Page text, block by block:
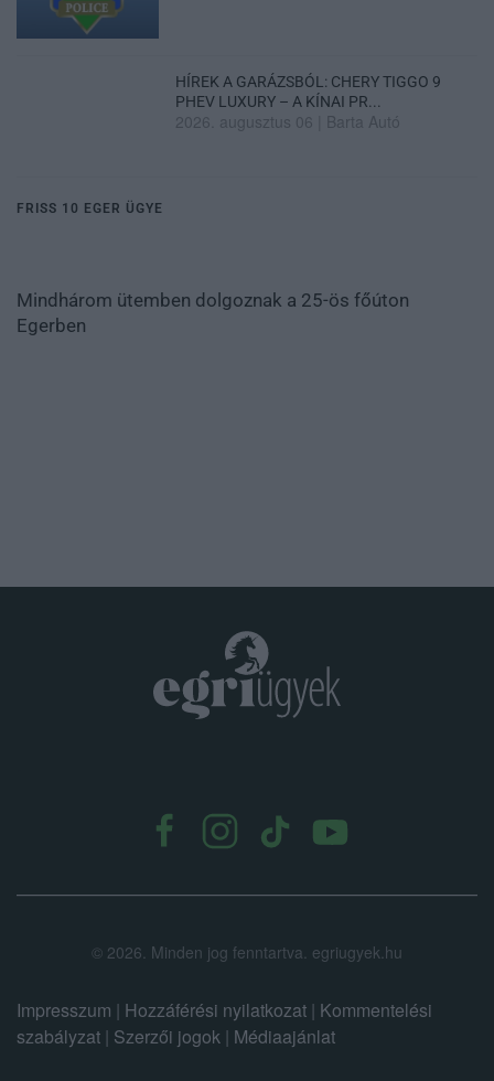
HÍREK A GARÁZSBÓL: CHERY TIGGO 9
PHEV LUXURY – A KÍNAI PR...
2026. augusztus 06 Barta Autó
FRISS 10 EGER ÜGYE
Mindhárom ütemben dolgoznak a 25-ös főúton
Egerben
© 2026. Minden jog fenntartva. egriugyek.hu
Impresszum | Hozzáférési nyilatkozat | Kommentelési
szabályzat | Szerzői jogok | Médiaajánlat